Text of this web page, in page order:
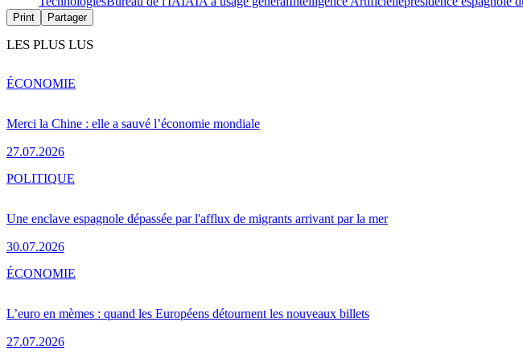
Print Partager
LES PLUS LUS
Merci la Chine : elle a sauvé l’économie mondiale
27.07.2026
ÉCONOMIE
Une enclave espagnole dépassée par l'afflux de migrants arrivant par la mer
30.07.2026
POLITIQUE
L’euro en mèmes : quand les Européens détournent les nouveaux billets
27.07.2026
ÉCONOMIE